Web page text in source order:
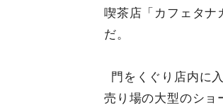
喫茶店「カフェタナ
だ。
門をくぐり店内に
売り場の大型のショ